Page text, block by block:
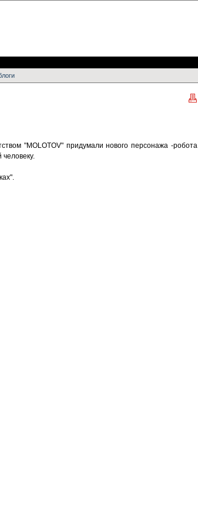
"MOLOTOV" придумали нового персонажа -робота